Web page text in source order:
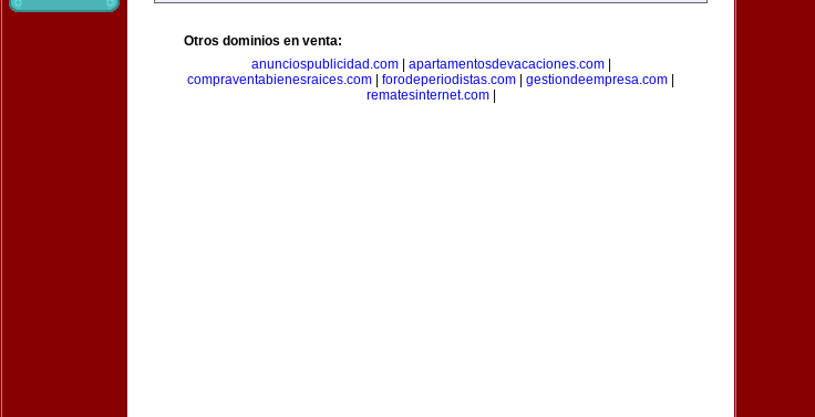
Otros dominios en venta:
anunciospublicidad.com| apartamentosdevacaciones.com|
compraventabienesraices.com
forodeperiodistas.com gestiondeempresa.com
rematesinternet.com|